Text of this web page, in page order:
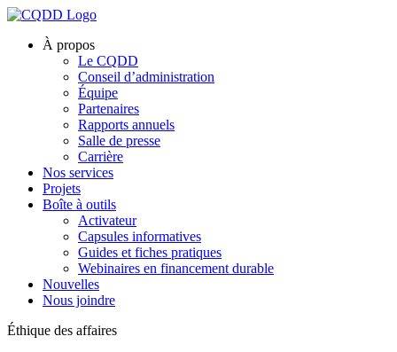
À propos
Le CQDD
Conseil d’administration
Équipe
Partenaires
Rapports annuels
Salle de presse
Carrière
Nos services
Projets
Boîte à outils
Activateur
Capsules informatives
Guides et fiches pratiques
Webinaires en financement durable
Nouvelles
Nous joindre
Éthique des affaires